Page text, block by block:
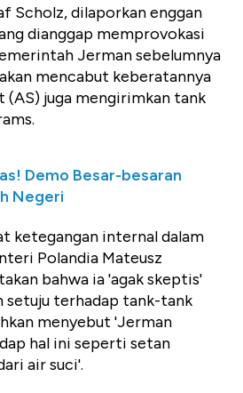
Scholz, dilaporkan enggan
dianggap memprovokasi
Jerman sebelumnya
mencabut keberatannya
(AS) juga mengirimkan tank
Demo Besar-besaran
Negeri
ketegangan internal dalam
Polandia Mateusz
bahwa ia 'agak skeptis'
setuju terhadap tank-tank
menyebut 'Jerman
hal ini seperti setan
air suci'.